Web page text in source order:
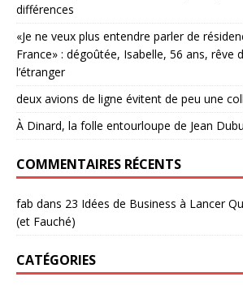
différences
«Je ne veux plus entendre parler de
France» : dégoûtée, Isabelle, 56 ans, rêve
l’étranger
deux avions de ligne évitent de peu une
À Dinard, la folle entourloupe de Jean
COMMENTAIRES RÉCENTS
fab dans 23 Idées de Business à Lancer
(et Fauché)
CATÉGORIES